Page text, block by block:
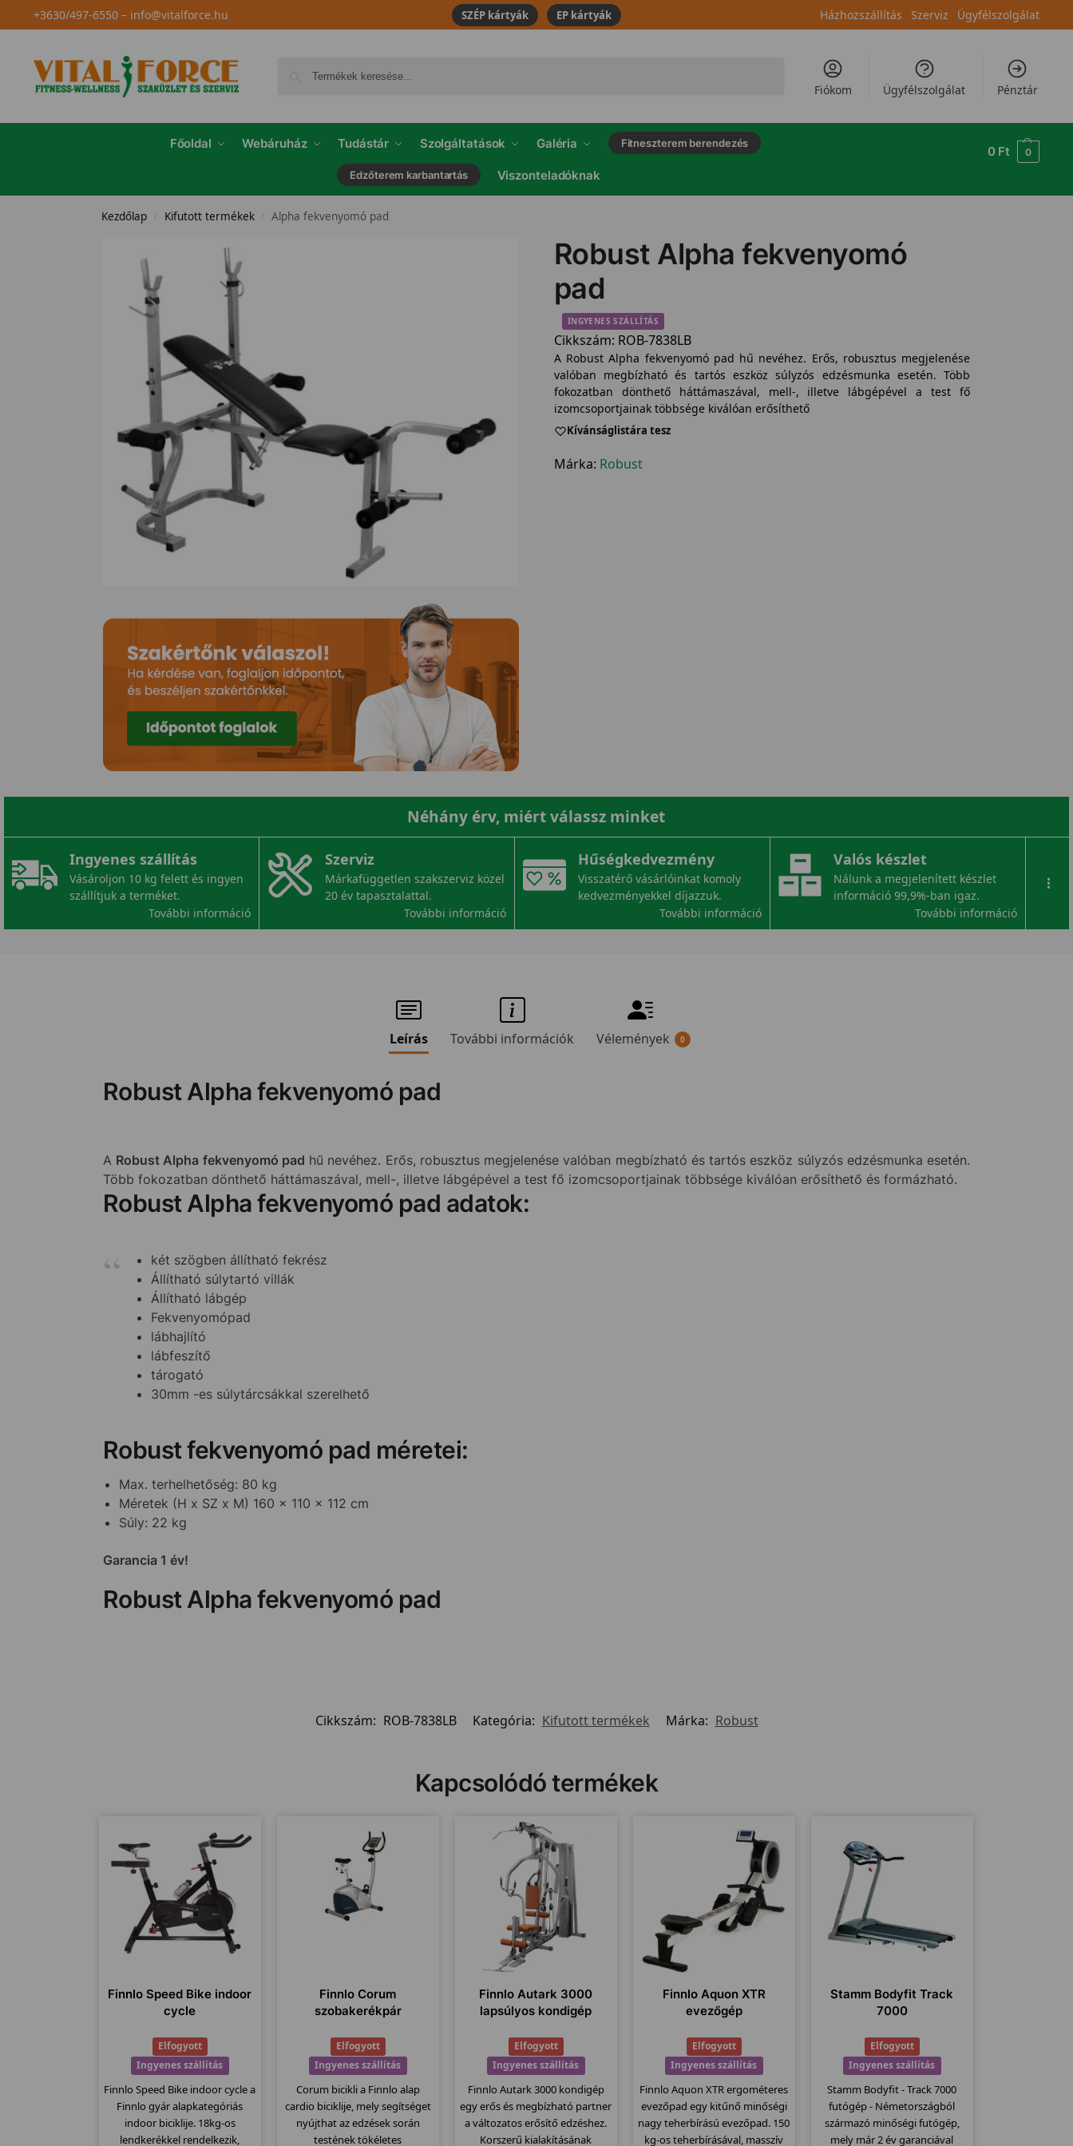
+3630/497-6550– info@vitalforce.hu SZÉP kártyák EP kártyák Házhozszállítás Szerviz Ügyfélszolgálat
Fiókom Ügyfélszolgálat Pénztár
Főoldal Webáruház Tudástár Szolgáltatások Galéria Fitneszterem berendezés
Edzőterem karbantartás Viszonteladóknak
0 Ft 0
Kezdőlap / Kifutott termékek / Alpha fekvenyomó pad
Robust Alpha fekvenyomó
pad
INGYENES SZÁLLÍTÁS
Cikkszám: ROB-7838LB
A Robust Alpha fekvenyomó pad hű nevéhez. Erős, robusztus megjelenése
valóban megbízható és tartós eszköz súlyzós edzésmunka esetén. Több
fokozatban dönthető háttámaszával, mell-, illetve lábgépével a test fő
izomcsoportjainak többsége kiválóan erősíthető
Kívánságlistára tesz
Márka: Robust
Néhány érv, miért válassz minket
Ingyenes szállítás
Vásároljon 10 kg felett és ingyen
szállítjuk a terméket.
További információ
Szerviz
Márkafüggetlen szakszerviz közel
20 év tapasztalattal.
További információ
Hűségkedvezmény
Visszatérő vásárlóinkat komoly
kedvezményekkel díjazzuk.
További információ
Valós készlet
Nálunk a megjelenített készlet
információ 99,9%-ban igaz.
További információ
...
Leírás További információk Vélemények 0
Robust Alpha fekvenyomó pad
A Robust Alpha fekvenyomó pad hű nevéhez. Erős, robusztus megjelenése valóban megbízható és tartós eszköz súlyzós edzésmunka esetén.
Több fokozatban dönthető háttámaszával, mell-, illetve lábgépével a test fő izomcsoportjainak többsége kiválóan erősíthető és formázható.
Robust Alpha fekvenyomó pad adatok:
két szögben állítható fekrész
Állítható súlytartó villák
Állítható lábgép
Fekvenyomópad
lábhajlító
lábfeszítő
tárogató
30mm -es súlytárcsákkal szerelhető
Robust fekvenyomó pad méretei:
Max. terhelhetőség: 80 kg
Méretek (H x SZ x M) 160 x 110 x 112 cm
Súly: 22 kg
Garancia 1 év!
Robust Alpha fekvenyomó pad
Cikkszám: ROB-7838LB Kategória: Kifutott termékek Márka: Robust
Kapcsolódó termékek
Finnlo Speed Bike indoor
cycle
Elfogyott
Ingyenes szállítás
Finnlo Speed Bike indoor cycle a
Finnlo gyár alapkategóriás
indoor biciklije. 18kg-os
lendkerékkel rendelkezik,
Finnlo Corum
szobakerékpár
Elfogyott
Ingyenes szállítás
Corum bicikli a Finnlo alap
cardio biciklije, mely segítséget
nyújthat az edzések során
testének tökéletes
Finnlo Autark 3000
lapsúlyos kondigép
Elfogyott
Ingyenes szállítás
Finnlo Autark 3000 kondigép
egy erős és megbízható partner
a változatos erősítő edzéshez.
Korszerű kialakításának
Finnlo Aquon XTR
evezőgép
Elfogyott
Ingyenes szállítás
Finnlo Aquon XTR ergométeres
evezőpad egy kitűnő minőségi
nagy teherbírású evezőpad. 150
kg-os teherbírásával, masszív
Stamm Bodyfit Track
7000
Elfogyott
Ingyenes szállítás
Stamm Bodyfit - Track 7000
futógép - Németországból
származó minőségi futógép,
mely már 2 év garanciával